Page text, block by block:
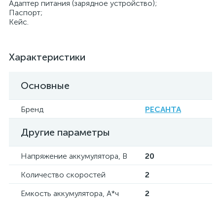
Адаптер питания (зарядное устройство);
Паспорт;
Кейс.
Характеристики
Основные
Бренд РЕСАНТА
Другие параметры
Напряжение аккумулятора, В
20
Количество скоростей
2
Емкость аккумулятора, А*ч
2